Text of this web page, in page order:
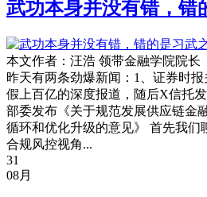
武功本身并没有错，错
本文作者：汪浩 领带金融学院院长
昨天有两条劲爆新闻：1、证券时
假上百亿的深度报道，随后X信托
部委发布《关于规范发展供应链金
循环和优化升级的意见》 首先我们
合规风控视角...
31
08月